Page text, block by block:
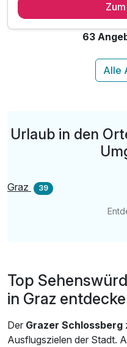
4 x reichhaltiges
inkl. Parkplatz & WLAN-
63
Urlaub in den
Graz 39
Top
in Graz
Der Grazer Schlossberg
Ausflugszielen der Stadt.